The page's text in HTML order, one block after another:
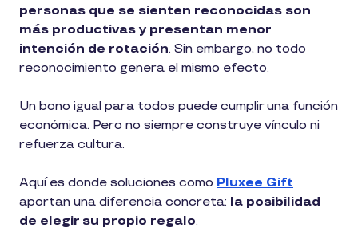
personas que se sienten reconocidas son
más productivas y presentan menor
intención de rotación. Sin embargo, no todo
reconocimiento genera el mismo efecto.
Un bono igual para todos puede cumplir una función
económica. Pero no siempre construye vínculo ni
refuerza cultura.
Aquí es donde soluciones como Pluxee Gift
aportan una diferencia concreta: la posibilidad
de elegir su propio regalo.